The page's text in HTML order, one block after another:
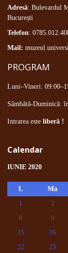
Adresă: Bulevardul
București
Telefon:
Mail:
PROGRAM
Luni–Vineri:
Sâmbătă-Duminică:
Intrarea este liberă !
Calendar
IUNIE 2020
L Ma
1
2
8
9
15
16
22
23